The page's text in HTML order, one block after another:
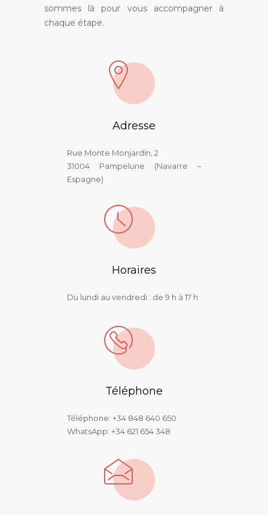
sommes là pour vous accompagner à
chaque étape.
Adresse
Rue Monte Monjardín, 2
31004 Pampelune (Navarre –
Espagne)
Horaires
Du lundi au vendredi : de 9 h à 17 h
Téléphone
Téléphone: +34 848 640 650
WhatsApp: +34 621 654 348